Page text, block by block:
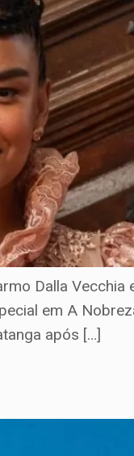
Dalla Vecchia
em A
após […]